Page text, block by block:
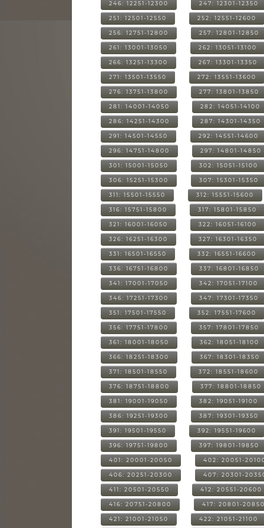
246: 12251-12300 247: 12301-12350
251: 12501-12550 252: 12551-12600
256: 12751-12800 257: 12801-12850
261: 13001-13050 262: 13051-13100
266: 13251-13300 267: 13301-13350
271: 13501-13550 272: 13551-13600
276: 13751-13800 277: 13801-13850
281: 14001-14050 282: 14051-14100
286: 14251-14300 287: 14301-14350
291: 14501-14550 292: 14551-14600
296: 14751-14800 297: 14801-14850
301: 15001-15050 302: 15051-15100
306: 15251-15300 307: 15301-15350
311: 15501-15550 312: 15551-15600
316: 15751-15800 317: 15801-15850
321: 16001-16050 322: 16051-16100
326: 16251-16300 327: 16301-16350
331: 16501-16550 332: 16551-16600
336: 16751-16800 337: 16801-16850
341: 17001-17050 342: 17051-17100
346: 17251-17300 347: 17301-17350
351: 17501-17550 352: 17551-17600
356: 17751-17800 357: 17801-17850
361: 18001-18050 362: 18051-18100
366: 18251-18300 367: 18301-18350
371: 18501-18550 372: 18551-18600
376: 18751-18800 377: 18801-18850
381: 19001-19050 382: 19051-19100
386: 19251-19300 387: 19301-19350
391: 19501-19550 392: 19551-19600
396: 19751-19800 397: 19801-19850
401: 20001-20050 402: 20051-
406: 20251-20300 407: 20301-
411: 20501-20550 412: 20551-20600
416: 20751-20800 417: 20801-
421: 21001-21050 422: 21051-21100